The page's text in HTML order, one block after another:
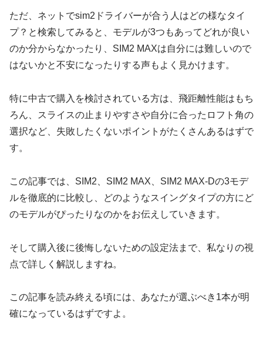
ただ、ネットでsim2ドライバーが合う人はどの様なタイ
プ？と検索してみると、モデルが3つもあってどれが良い
のか分からなかったり、SIM2 MAXは自分には難しいので
はないかと不安になったりする声もよく見かけます。
特に中古で購入を検討されている方は、飛距離性能はもち
ろん、スライスの止まりやすさや自分に合ったロフト角の
選択など、失敗したくないポイントがたくさんあるはずで
す。
この記事では、SIM2、SIM2 MAX、SIM2 MAX-Dの3モデ
ルを徹底的に比較し、どのようなスイングタイプの方にど
のモデルがぴったりなのかをお伝えしていきます。
そして購入後に後悔しないための設定法まで、私なりの視
点で詳しく解説しますね。
この記事を読み終える頃には、あなたが選ぶべき1本が明
確になっているはずですよ。